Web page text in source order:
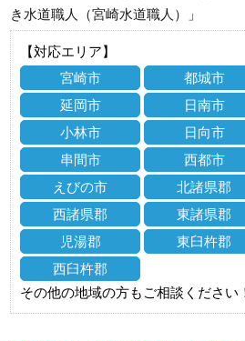
き水道職人（宮崎水道職人）」
【対応エリア】
宮崎市
都城市
延岡市
日南市
小林市
日向市
串間市
西都市
えびの市
北諸県郡
西諸県郡
東諸県郡
児湯郡
東臼杵郡
西臼杵郡
その他の地域の方もご相談ください